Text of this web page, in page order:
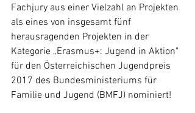
Fachjury aus einer Vielzahl an Projekten
als eines von insgesamt fünf
herausragenden Projekten in der
Kategorie „Erasmus+: Jugend in Aktion"
für den Österreichischen Jugendpreis
2017 des Bundesministeriums für
Familie und Jugend (BMFJ) nominiert!